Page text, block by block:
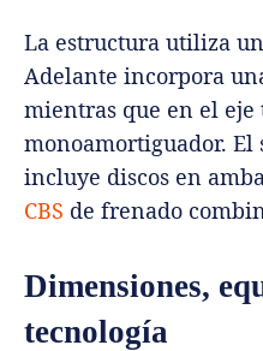
La estructura utiliza
Adelante incorpora
mientras que en el
monoamortiguador. El
incluye discos en
CBS de frenado
Dimensiones,
tecnología